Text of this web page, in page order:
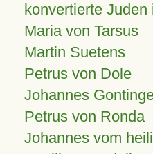
konvertierte Juden
Maria von Tarsus
Martin Suetens
Petrus von Dole
Johannes
Petrus von Ronda
Johannes vom